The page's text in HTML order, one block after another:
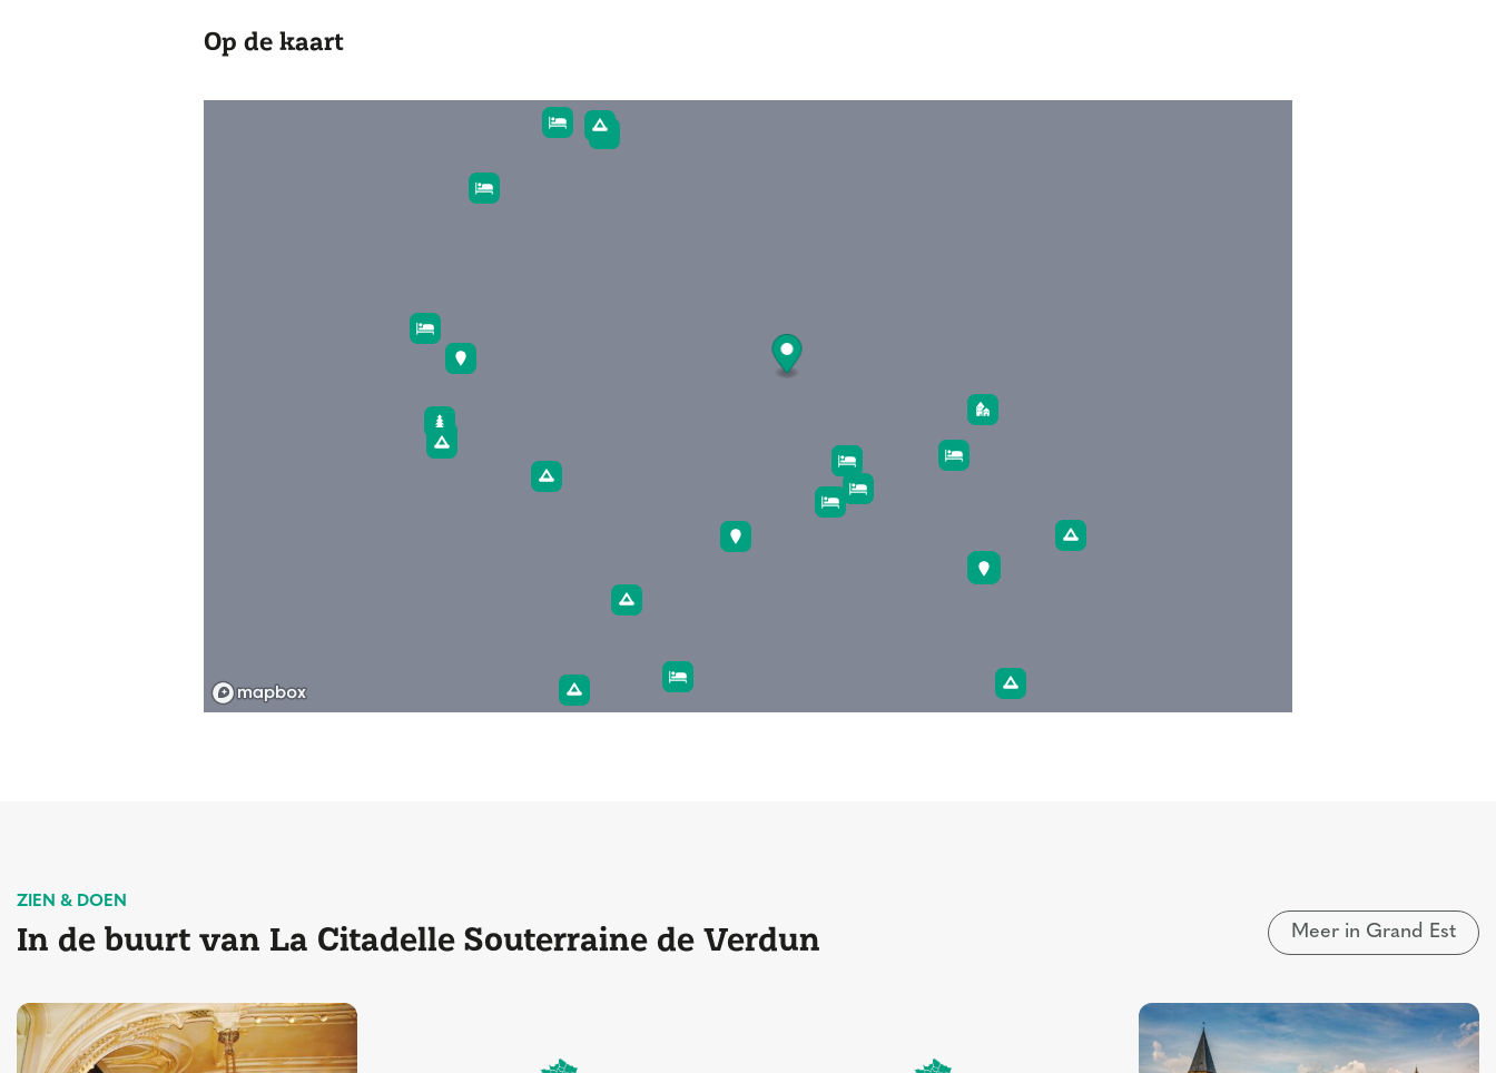
Op de kaart
Meer in Grand Est
ZIEN & DOEN
In de buurt van La Citadelle Souterraine de Verdun